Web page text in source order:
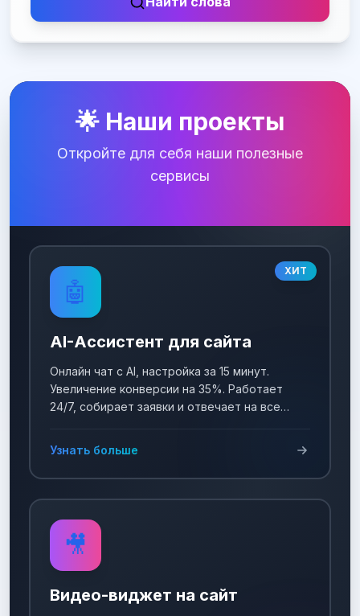
🌟 Наши проекты
Откройте для себя наши полезные
сервисы
ХИТ
🤖
AI-Ассистент для сайта
Онлайн чат с AI, настройка за 15 минут.
Увеличение конверсии на 35%. Работает
24/7, собирает заявки и отвечает на все
Узнать больше
🎥
Видео-виджет на сайт